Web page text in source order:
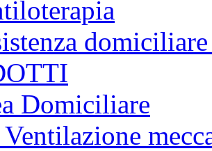
Domiciliare
Ventilazione